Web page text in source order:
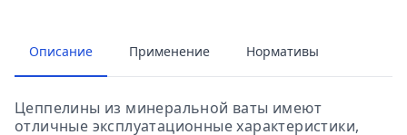
Описание Применение Нормативы
Цеппелины из минеральной ваты имеют
отличные эксплуатационные характеристики,